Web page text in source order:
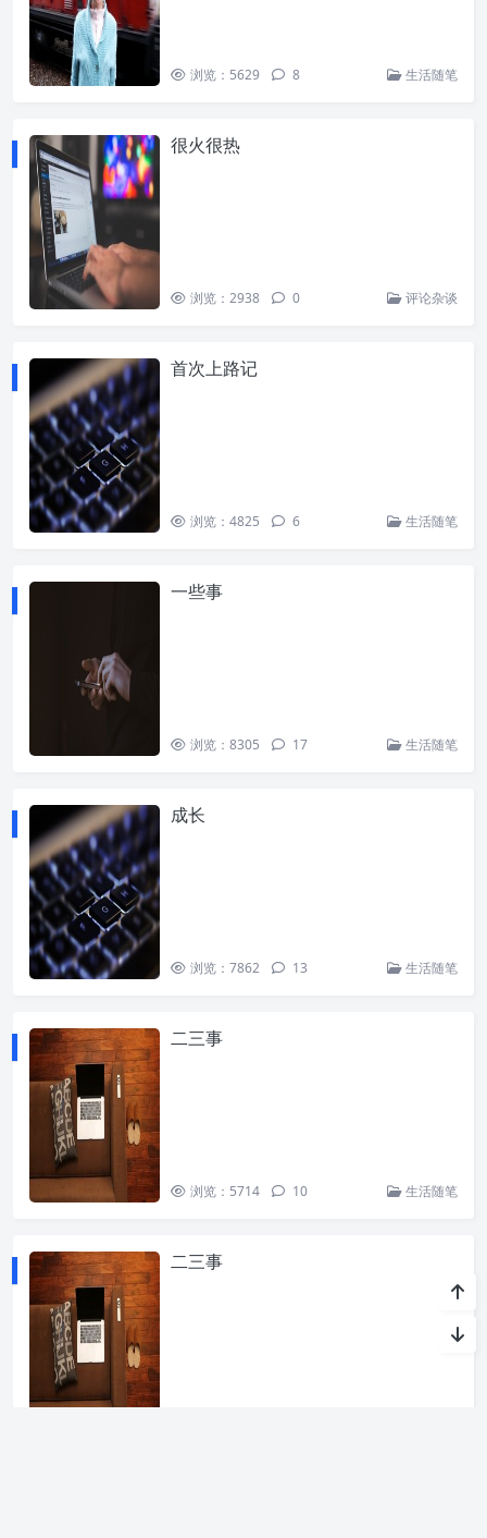
浏览：5629 8 生活随笔
很火很热
浏览：2938 0 评论杂谈
首次上路记
浏览：4825 6 生活随笔
一些事
浏览：8305 17 生活随笔
成长
浏览：7862 13 生活随笔
二三事
浏览：5714 10 生活随笔
二三事